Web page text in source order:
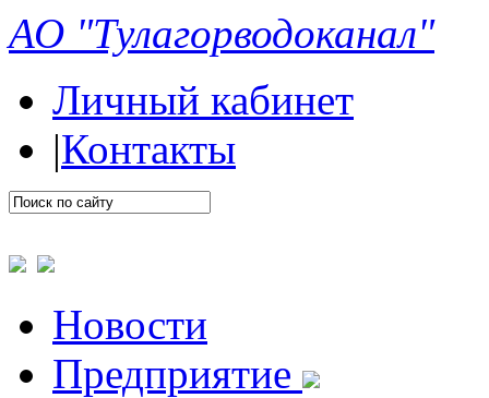
АО "Тулагорводоканал"
Личный кабинет
|Контакты
Новости
Предприятие